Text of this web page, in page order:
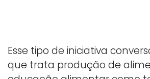
Esse tipo de iniciativa
que trata produção de